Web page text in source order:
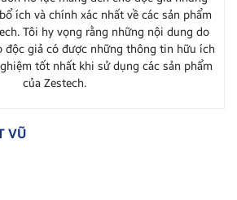
ích và chính xác nhất về các sản phẩm
Tôi hy vọng rằng những nội dung do
độc giả có được những thông tin hữu ích
tốt nhất khi sử dụng các sản phẩm
của Zestech.
VŨ